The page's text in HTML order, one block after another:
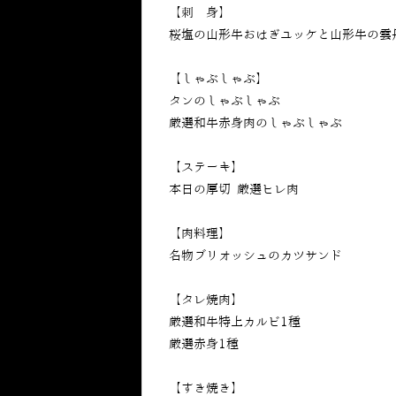
【刺 身】
桜塩の山形牛おはぎユッケと山形牛の
【しゃぶしゃぶ】
タンのしゃぶしゃぶ
厳選和牛赤身肉のしゃぶしゃぶ
【ステーキ】
本日の厚切 厳選ヒレ肉
【肉料理】
名物ブリオッシュのカツサンド
【タレ焼肉】
厳選和牛特上カルビ1種
厳選赤身1種
【すき焼き】